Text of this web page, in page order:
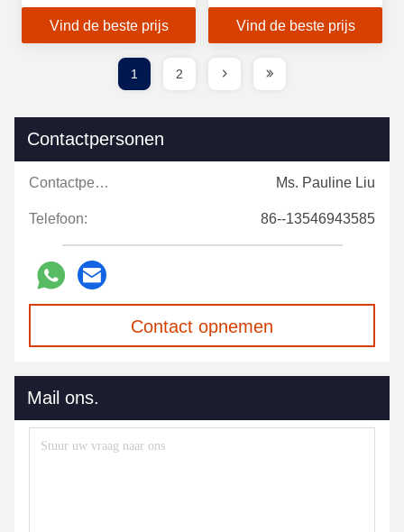
auto met Trojaanse
batterij
Vind de beste prijs
persoons elektrisch
patrouillevoertuig
Vind de beste prijs
1 2
Contactpersonen
Contactpersonen: Ms. Pauline Liu
Telefoon: 86--13546943585
Contact opnemen
Mail ons.